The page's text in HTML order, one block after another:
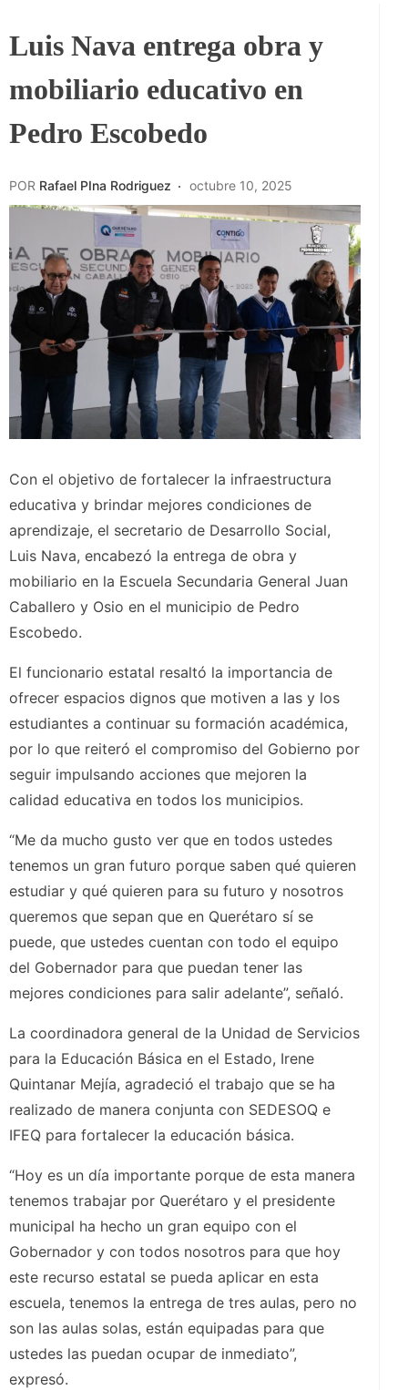
Luis Nava entrega obra y
mobiliario educativo en
Pedro Escobedo
POR Rafael PIna Rodriguez octubre 10, 2025
Con el objetivo de fortalecer la infraestructura
educativa y brindar mejores condiciones de
aprendizaje, el secretario de Desarrollo Social,
Luis Nava, encabezó la entrega de obra y
mobiliario en la Escuela Secundaria General Juan
Caballero y Osio en el municipio de Pedro
Escobedo.
El funcionario estatal resaltó la importancia de
ofrecer espacios dignos que motiven a las y los
estudiantes a continuar su formación académica,
por lo que reiteró el compromiso del Gobierno por
seguir impulsando acciones que mejoren la
calidad educativa en todos los municipios.
“Me da mucho gusto ver que en todos ustedes
tenemos un gran futuro porque saben qué quieren
estudiar y qué quieren para su futuro y nosotros
queremos que sepan que en Querétaro sí se
puede, que ustedes cuentan con todo el equipo
del Gobernador para que puedan tener las
mejores condiciones para salir adelante”, señaló.
La coordinadora general de la Unidad de Servicios
para la Educación Básica en el Estado, Irene
Quintanar Mejía, agradeció el trabajo que se ha
realizado de manera conjunta con SEDESOQ e
IFEQ para fortalecer la educación básica.
“Hoy es un día importante porque de esta manera
tenemos trabajar por Querétaro y el presidente
municipal ha hecho un gran equipo con el
Gobernador y con todos nosotros para que hoy
este recurso estatal se pueda aplicar en esta
escuela, tenemos la entrega de tres aulas, pero no
son las aulas solas, están equipadas para que
ustedes las puedan ocupar de inmediato”,
expresó.